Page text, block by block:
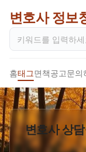
변호사 정보
홈태그면책공고문의
변호사 상